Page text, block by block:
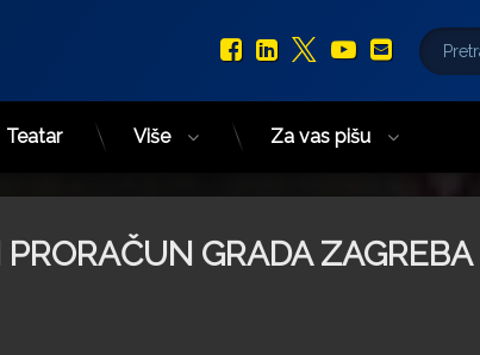
Facebook
LinkedIn
X.com
YouTube
E-mail
Pretraži:
Teatar Više Za vas pišu
GRADA ZAGREBA